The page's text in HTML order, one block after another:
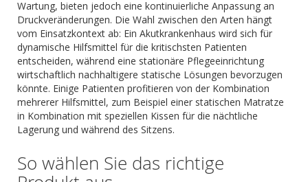
Wartung, bieten jedoch eine kontinuierliche Anpassung an
Druckveränderungen. Die Wahl zwischen den Arten hängt
vom Einsatzkontext ab: Ein Akutkrankenhaus wird sich für
dynamische Hilfsmittel für die kritischsten Patienten
entscheiden, während eine stationäre Pflegeeinrichtung
wirtschaftlich nachhaltigere statische Lösungen bevorzugen
könnte. Einige Patienten profitieren von der Kombination
mehrerer Hilfsmittel, zum Beispiel einer statischen Matratze
in Kombination mit speziellen Kissen für die nächtliche
Lagerung und während des Sitzens.
So wählen Sie das richtige